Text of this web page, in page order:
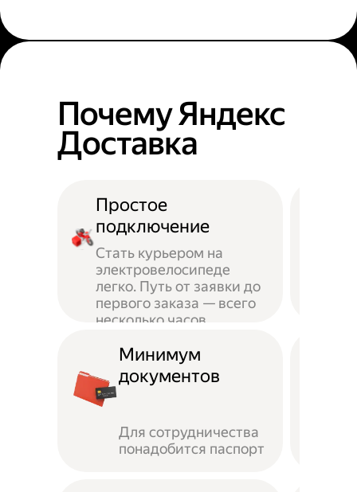
Почему Яндекс
Доставка
Простое
подключение
Стать курьером на
электровелосипеде
легко. Путь от заявки до
первого заказа — всего
несколько часов
Минимум
документов
Для сотрудничества
понадобится паспорт